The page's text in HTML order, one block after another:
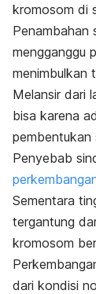
kromosom di
Penambahan
mengganggu
menimbulkan
Melansir dari
bisa karena
pembentukan
Penyebab
Sementara
tergantung
kromosom
dari kondisi